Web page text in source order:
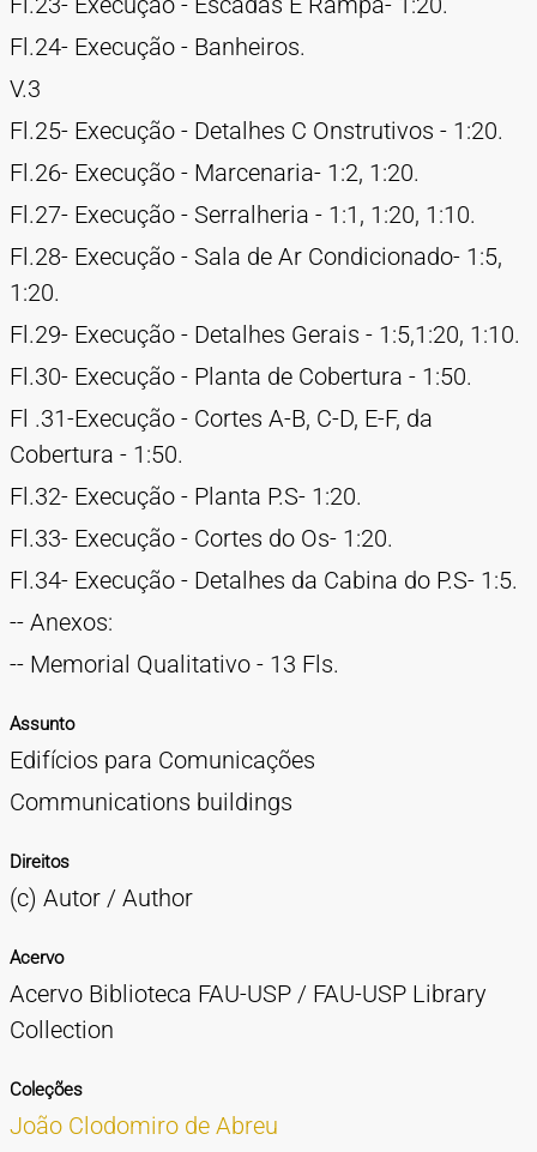
Fl.24- Execução - Banheiros.
V.3
Fl.25- Execução - Detalhes C Onstrutivos - 1:20.
Fl.26- Execução - Marcenaria- 1:2, 1:20.
Fl.27- Execução - Serralheria - 1:1, 1:20, 1:10.
Fl.28- Execução - Sala de Ar Condicionado- 1:5,
1:20.
Fl.29- Execução - Detalhes Gerais - 1:5,1:20, 1:10.
Fl.30- Execução - Planta de Cobertura - 1:50.
Fl .31-Execução - Cortes A-B, C-D, E-F, da
Cobertura - 1:50.
Fl.32- Execução - Planta P.S- 1:20.
Fl.33- Execução - Cortes do Os- 1:20.
Fl.34- Execução - Detalhes da Cabina do P.S- 1:5.
-- Anexos:
-- Memorial Qualitativo - 13 Fls.
Assunto
Edifícios para Comunicações
Communications buildings
Direitos
(c) Autor / Author
Acervo
Acervo Biblioteca FAU-USP / FAU-USP Library
Collection
Coleções
João Clodomiro de Abreu